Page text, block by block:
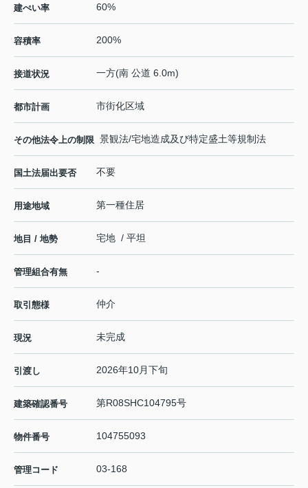
建ぺい率 60%
容積率 200%
接道状況 一方(南 公道 6.0m)
都市計画 市街化区域
その他法令上の制限 景観法/宅地造成及び特定盛土等規制法
国土法届出要否 不要
用途地域 第一種住居
地目 / 地勢 宅地 / 平坦
管理組合有無 -
取引態様 仲介
現況 未完成
引渡し 2026年10月下旬
建築確認番号 第R08SHC104795号
物件番号 104755093
管理コード 03-168